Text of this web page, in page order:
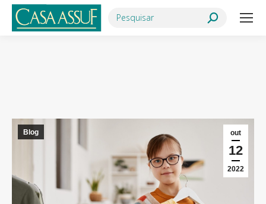
Search:
out
12
2022
Blog